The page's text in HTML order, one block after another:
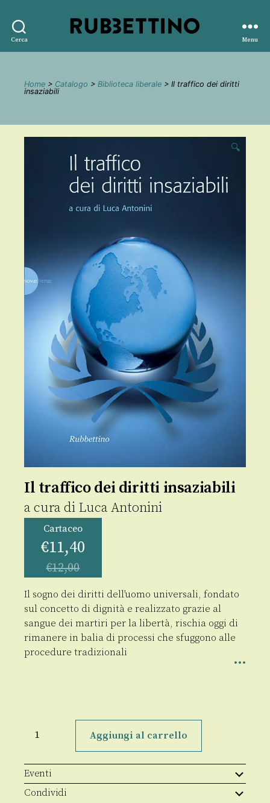
Cerca
editore
Menu
Home > Catalogo > Biblioteca liberale > Il traffico dei diritti
insaziabili
🔍
Il traffico dei diritti insaziabili
a cura di Luca Antonini
Cartaceo
€11,40
€12,00
Il sogno dei diritti dell’uomo universali, fondato
sul concetto di dignità e realizzato grazie al
sangue dei martiri per la libertà, rischia oggi di
rimanere in balia di processi che sfuggono alle
procedure tradizionali
traffico
insaziabili
quantità
Aggiungi al carrello
Eventi
Condividi